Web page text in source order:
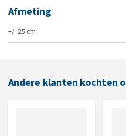
Afmeting
+/- 25 cm
Andere klanten kochten